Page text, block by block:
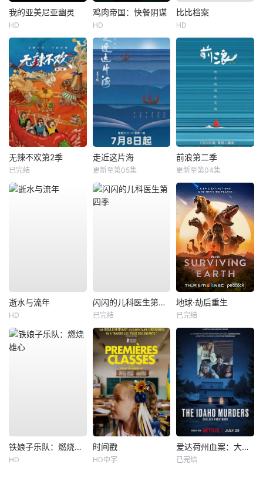
我的亚美尼亚幽灵
HD
鸡肉帝国：快餐阴谋
HD
比比档案
HD
无辣不欢第2季
已完结
走近这片海
更新至第05集
前浪第二季
更新至第04集
逝水与流年
HD
闪闪的儿科医生第四季
已完结
地球·劫后重生
已完结
铁娘子乐队：燃烧雄心
HD
时间戳
HD中字
爱达荷州血案：大学梦魇
已完结